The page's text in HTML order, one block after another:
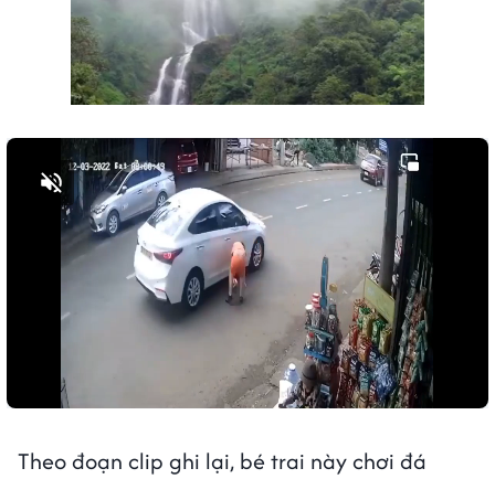
Bật tiếng
Theo đoạn clip ghi lại, bé trai này chơi đá